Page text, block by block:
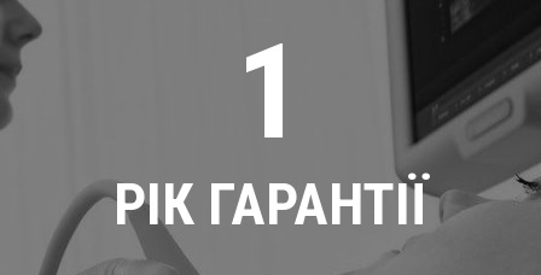
1
РІК ГАРАНТІЇ